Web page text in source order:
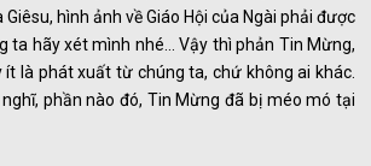
hình ảnh về Giáo Hội của Ngài phải được
ta hãy xét mình nhé… Vậy thì phản Tin Mừng,
là phát xuất từ chúng ta, chứ không ai khác.
phần nào đó, Tin Mừng đã bị méo mó tại